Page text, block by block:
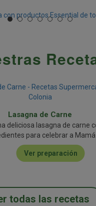
Lasagna de Carne
deliciosa lasagna de carne
para celebrar a Mamá
Ver preparación
todas las recetas